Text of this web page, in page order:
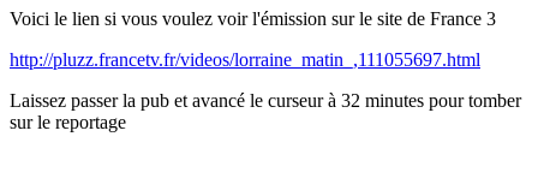
Voici le lien si vous voulez voir l'émission sur le site de France 3
http://pluzz.francetv.fr/videos/lorraine_matin_,111055697.html
Laissez passer la pub et avancé le curseur à 32 minutes pour tomber
sur le reportage